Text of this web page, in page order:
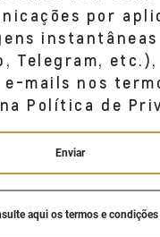
por
instantâneas
Telegram, etc.),
e-mails nos
Política de
Enviar
aqui os termos e condições